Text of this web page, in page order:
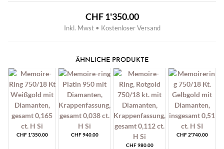
CHF1'350.00
Inkl. Mwst • Kostenloser Versand
ÄHNLICHE PRODUKTE
CHF1'350.00 CHF940.00
CHF980.00
CHF2'740.00